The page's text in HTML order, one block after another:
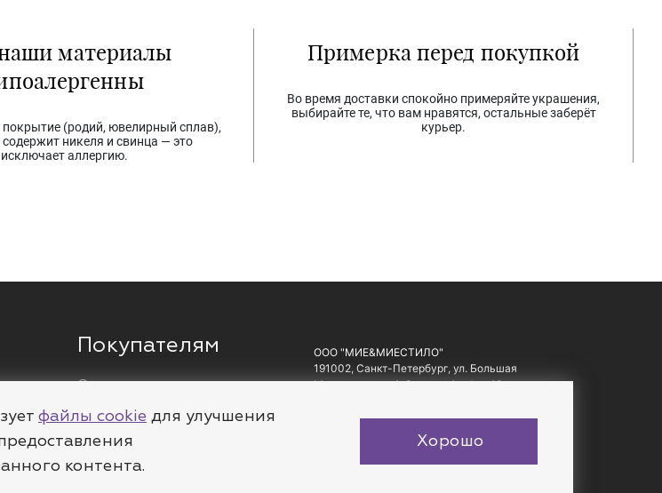
материалы
(родий, ювелирный сплав),
содержит никеля и свинца — это
исключает аллергию.
Примерка перед покупкой
Во время доставки спокойно примеряйте украшения,
выбирайте те, что вам нравятся, остальные заберёт
курьер.
Покупателям
О компании
Доставка
Полезное
ООО "МИЕ&МИЕСТИЛО"
191002, Санкт-Петербург, ул. Большая
Московская, д. 1-3, литер А, офис 10.
файлы cookie для улучшения
контента.
Хорошо